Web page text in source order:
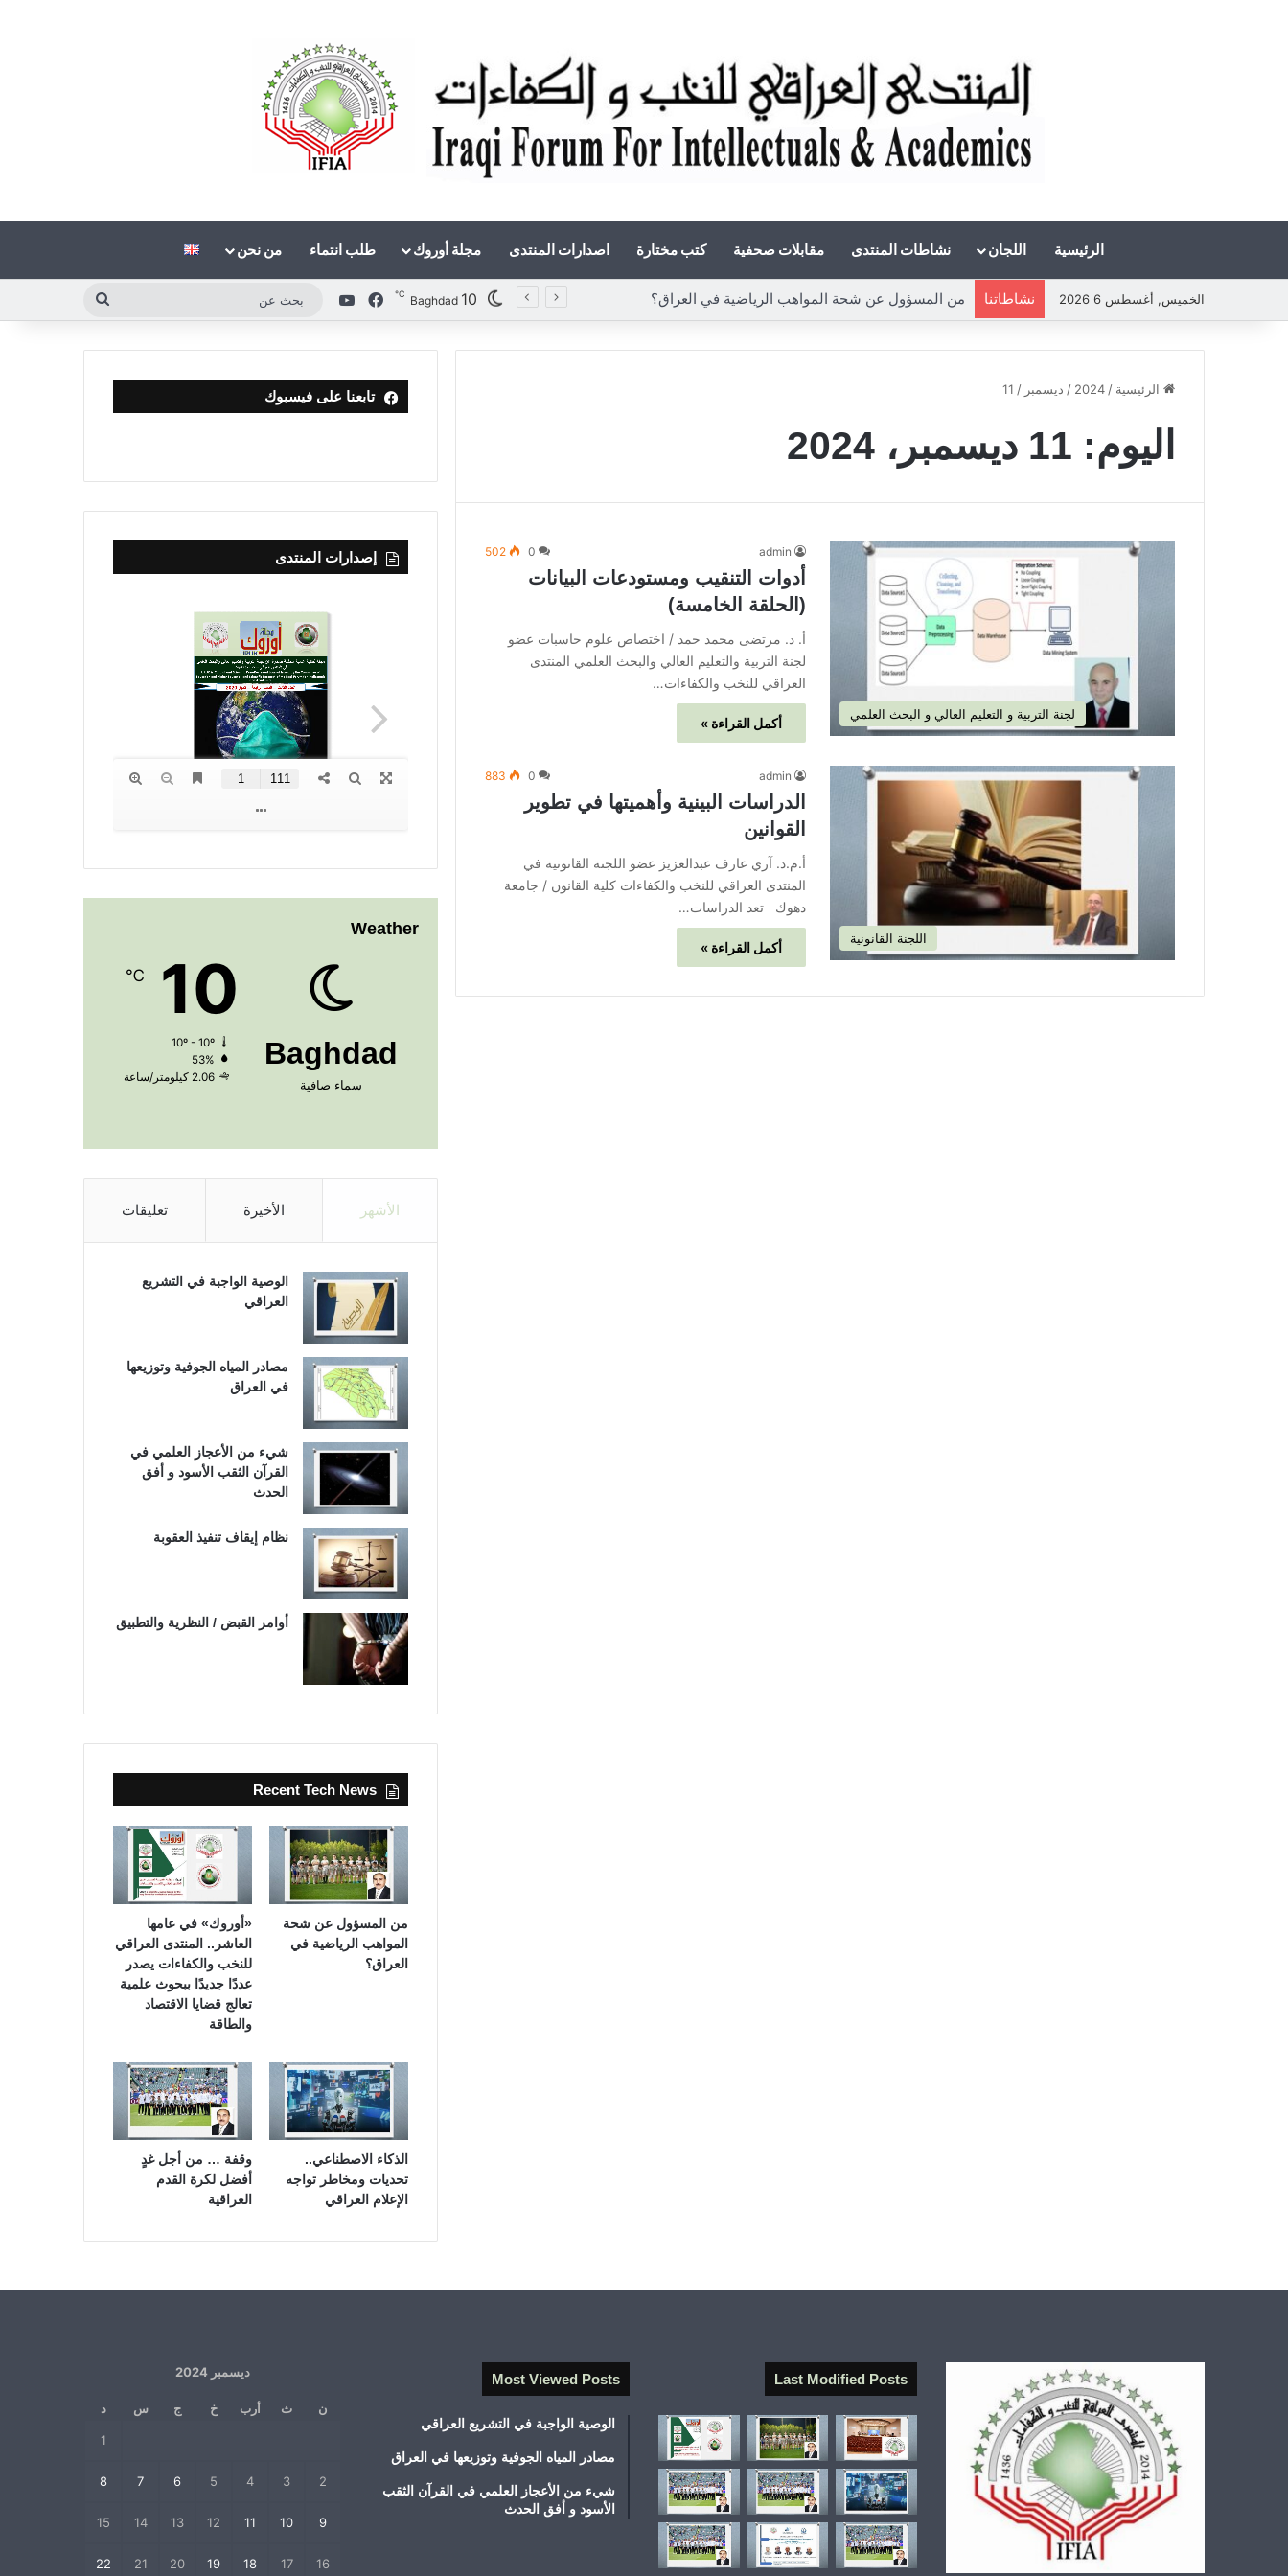
الرئيسية اللجان نشاطات المنتدى مقابلات صحفية كتب مختارة اصدارات المنتدى مجلة أوروك طلب انتماء من نحن
الخميس, أغسطس 6 2026 نشاطاتنا من المسؤول عن شحة المواهب الرياضية في العراق؟ Baghdad 10
℃ فيسبوك‫YouTube
الرئيسية /
2024
/ ديسمبر /
11
اليوم: 11 ديسمبر، 2024
لجنة التربية و التعليم العالي و البحث العلمي
admin
0
502
أدوات التنقيب ومستودعات البيانات
(الحلقة الخامسة)
أ. د. مرتضى محمد حمد / اختصاص علوم حاسبات عضو
لجنة التربية والتعليم العالي والبحث العلمي المنتدى
العراقي للنخب والكفاءات…
أكمل القراءة »
اللجنة القانونية
admin
0
883
الدراسات البينية وأهميتها في تطوير
القوانين
أ.م.د. آري عارف عبدالعزيز عضو اللجنة القانونية في
المنتدى العراقي للنخب والكفاءات كلية القانون / جامعة
دهوك تعد الدراسات…
أكمل القراءة »
تابعنا على فيسبوك
إصدارات المنتدى
Weather
Baghdad
سماء صافية
10
℃
10º - 10º
53%
2.06 كيلومتر/ساعة
الأشهر الأخيرة تعليقات
الوصية الواجبة في التشريع
العراقي
مصادر المياه الجوفية وتوزيعها
في العراق
شيء من الأعجاز العلمي في
القرآن الثقب الأسود و أفق
الحدث
نظام إيقاف تنفيذ العقوبة
أوامر القبض / النظرية والتطبيق
Recent Tech News
من المسؤول عن شحة
المواهب الرياضية في
العراق؟
«أوروك» في عامها
العاشر.. المنتدى العراقي
للنخب والكفاءات يصدر
عددًا جديدًا ببحوث علمية
تعالج قضايا الاقتصاد
والطاقة
الذكاء الاصطناعي..
تحديات ومخاطر تواجه
الإعلام العراقي
وقفة … من أجل غدٍ
أفضل لكرة القدم
العراقية
Last Modified Posts
Most Viewed Posts
الوصية الواجبة في التشريع العراقي
مصادر المياه الجوفية وتوزيعها في العراق
شيء من الأعجاز العلمي في القرآن الثقب
الأسود و أفق الحدث
ديسمبر 2024
ن ث أرب خ ج س د
1
2
3
4
5
6
7
8
9
10
11
12
13
14
15
16
17
18
19
20
21
22